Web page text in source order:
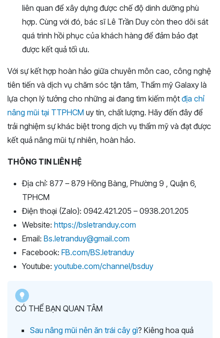
liên quan để xây dựng được chế độ dinh dưỡng phù
hợp. Cùng với đó, bác sĩ Lê Trần Duy còn theo dõi sát
quá trình hồi phục của khách hàng để đảm bảo đạt
được kết quả tối ưu.
Với sự kết hợp hoàn hảo giữa chuyên môn cao, công nghệ
tiên tiến và dịch vụ chăm sóc tận tâm, Thẩm mỹ Galaxy là
lựa chọn lý tưởng cho những ai đang tìm kiếm một địa chỉ
nâng mũi tại TTPHCM uy tín, chất lượng. Hãy đến đây để
trải nghiệm sự khác biệt trong dịch vụ thẩm mỹ và đạt được
kết quả nâng mũi tự nhiên, hoàn hảo.
THÔNG TIN LIÊN HỆ
Địa chỉ: 877 – 879 Hồng Bàng, Phường 9 , Quận 6,
TPHCM
Điện thoại (Zalo): 0942.421.205 – 0938.201.205
Website: https://bsletranduy.com
Email: Bs.letranduy@gmail.com
Facebook: FB.com/BS.letranduy
Youtube: youtube.com/channel/bsduy
CÓ THỂ BẠN QUAN TÂM
Sau nâng mũi nên ăn trái cây gì? Kiêng hoa quả